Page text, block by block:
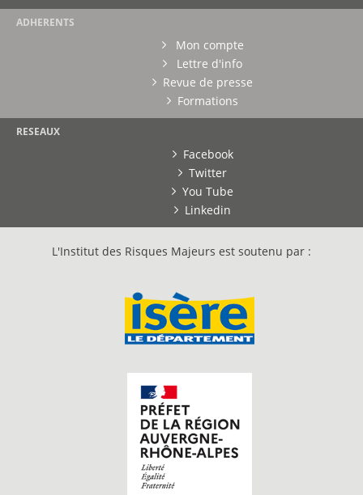
ADHERENTS
Mon compte
Lettre d'info
Revue de presse
Formations
RESEAUX
Facebook
Twitter
You Tube
Linkedin
L'Institut des Risques Majeurs est soutenu par :